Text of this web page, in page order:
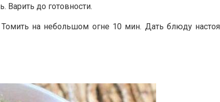
до готовности.
на небольшом огне 10 мин. Дать блюду